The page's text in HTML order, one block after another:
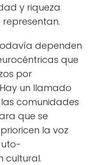
y riqueza
dependen
que
por
un llamado
comunidades
que se
la voz
cultural.